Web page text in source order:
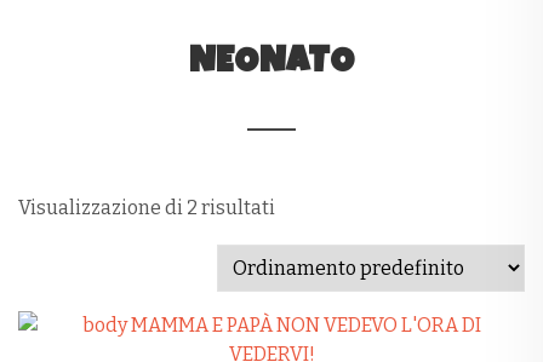
NEONATO
Visualizzazione di 2 risultati